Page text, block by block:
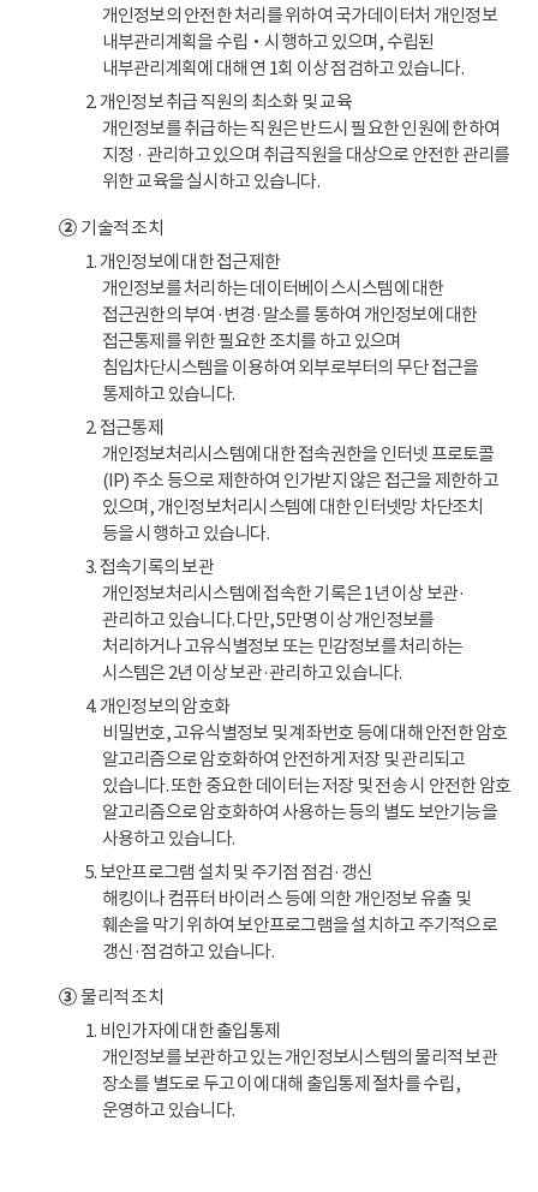
개인정보의 안전한 처리를 위하여 국가데이터처 개인정보
내부관리계획을 수립‧시행하고 있으며, 수립된
내부관리계획에 대해 연 1회 이상 점검하고 있습니다.
2. 개인정보 취급 직원의 최소화 및 교육
개인정보를 취급하는 직원은 반드시 필요한 인원에 한하여
지정 · 관리하고 있으며 취급직원을 대상으로 안전한 관리를
위한 교육을 실시하고 있습니다.
②기술적 조치
1. 개인정보에 대한 접근제한
개인정보를 처리하는 데이터베이스시스템에 대한
접근권한의 부여·변경·말소를 통하여 개인정보에 대한
접근통제를 위한 필요한 조치를 하고 있으며
침입차단시스템을 이용하여 외부로부터의 무단 접근을
통제하고 있습니다.
2. 접근통제
개인정보처리시스템에 대한 접속권한을 인터넷 프로토콜
(IP) 주소 등으로 제한하여 인가받지 않은 접근을 제한하고
있으며, 개인정보처리시스템에 대한 인터넷망 차단조치
등을 시행하고 있습니다.
3. 접속기록의 보관
개인정보처리시스템에 접속한 기록은 1년 이상 보관·
관리하고 있습니다. 다만, 5만명 이상 개인정보를
처리하거나 고유식별정보 또는 민감정보를 처리하는
시스템은 2년 이상 보관·관리하고 있습니다.
4. 개인정보의 암호화
비밀번호, 고유식별정보 및 계좌번호 등에 대해 안전한 암호
알고리즘으로 암호화하여 안전하게 저장 및 관리되고
있습니다. 또한 중요한 데이터는 저장 및 전송 시 안전한 암호
알고리즘으로 암호화하여 사용하는 등의 별도 보안기능을
사용하고 있습니다.
5. 보안프로그램 설치 및 주기점 점검·갱신
해킹이나 컴퓨터 바이러스 등에 의한 개인정보 유출 및
훼손을 막기 위하여 보안프로그램을 설치하고 주기적으로
갱신·점검하고 있습니다.
③물리적 조치
1. 비인가자에 대한 출입통제
개인정보를 보관하고 있는 개인정보시스템의 물리적 보관
장소를 별도로 두고 이에 대해 출입통제 절차를 수립,
운영하고 있습니다.